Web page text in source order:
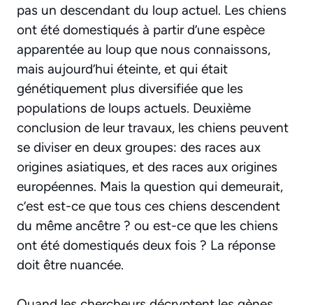
pas un descendant du loup actuel. Les chiens
ont été domestiqués à partir d’une espèce
apparentée au loup que nous connaissons,
mais aujourd’hui éteinte, et qui était
génétiquement plus diversifiée que les
populations de loups actuels. Deuxième
conclusion de leur travaux, les chiens peuvent
se diviser en deux groupes: des races aux
origines asiatiques, et des races aux origines
européennes. Mais la question qui demeurait,
c’est est-ce que tous ces chiens descendent
du même ancêtre ? ou est-ce que les chiens
ont été domestiqués deux fois ? La réponse
doit être nuancée.